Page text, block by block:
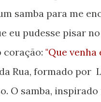
samba para me
eu pudesse pisar
coração: "Que venha
Rua, formado por
O samba,